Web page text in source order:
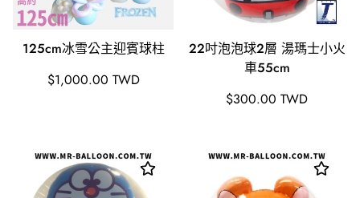
125cm冰雪公主迎賓球柱
原
$1,000.00 TWD
22吋泡泡球2層 湯瑪士小火
車55cm
原
$300.00 TWD